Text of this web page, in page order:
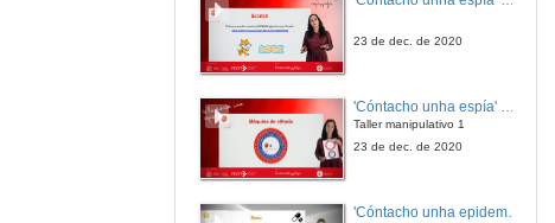
4 de xul. de 2025
23 de dec. de 2020
Taller manipulativo 1
23 de dec. de 2020
'Cóntacho unha epidemióloga' Reto